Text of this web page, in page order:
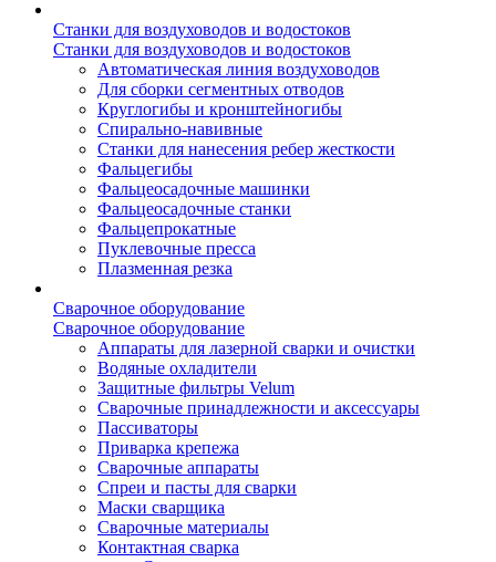
Станки для воздуховодов и водостоков
Станки для воздуховодов и водостоков
Автоматическая линия воздуховодов
Для сборки сегментных отводов
Круглогибы и кронштейногибы
Спирально-навивные
Станки для нанесения ребер жесткости
Фальцегибы
Фальцеосадочные машинки
Фальцеосадочные станки
Фальцепрокатные
Пуклевочные пресса
Плазменная резка
Сварочное оборудование
Сварочное оборудование
Аппараты для лазерной сварки и очистки
Водяные охладители
Защитные фильтры Velum
Сварочные принадлежности и аксессуары
Пассиваторы
Приварка крепежа
Сварочные аппараты
Спреи и пасты для сварки
Маски сварщика
Сварочные материалы
Контактная сварка